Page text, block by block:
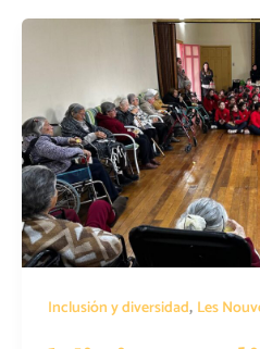
Inclusión y diversidad, Les